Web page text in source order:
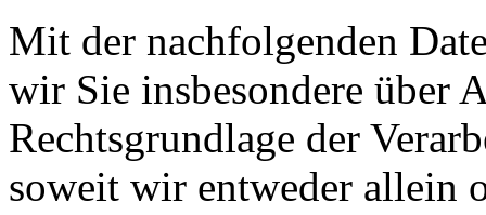
Mit der nachfolgenden
wir Sie insbesondere über
Rechtsgrundlage der
soweit wir entweder allein